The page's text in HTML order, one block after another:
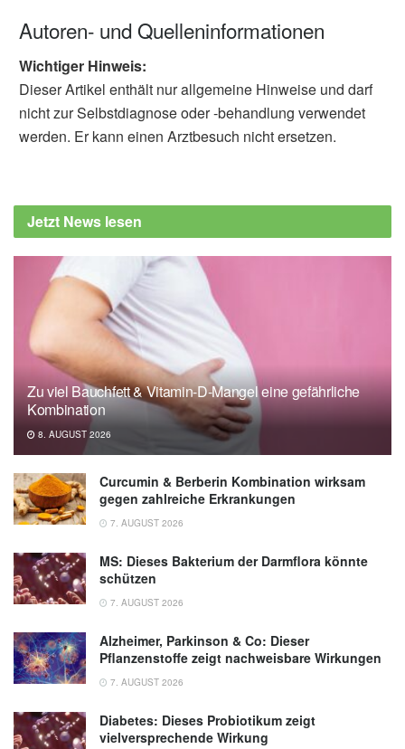
Autoren- und Quelleninformationen
Wichtiger Hinweis:
Dieser Artikel enthält nur allgemeine Hinweise und darf
nicht zur Selbstdiagnose oder -behandlung verwendet
werden. Er kann einen Arztbesuch nicht ersetzen.
Jetzt News lesen
Zu viel Bauchfett & Vitamin-D-Mangel eine gefährliche
Kombination
8. AUGUST 2026
Curcumin & Berberin Kombination wirksam
gegen zahlreiche Erkrankungen
7. AUGUST 2026
MS: Dieses Bakterium der Darmflora könnte
schützen
7. AUGUST 2026
Alzheimer, Parkinson & Co: Dieser
Pflanzenstoffe zeigt nachweisbare Wirkungen
7. AUGUST 2026
Diabetes: Dieses Probiotikum zeigt
vielversprechende Wirkung